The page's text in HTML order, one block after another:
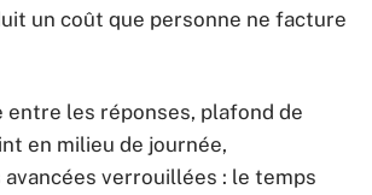
un coût que personne ne facture
entre les réponses, plafond de
en milieu de journée,
verrouillées : le temps